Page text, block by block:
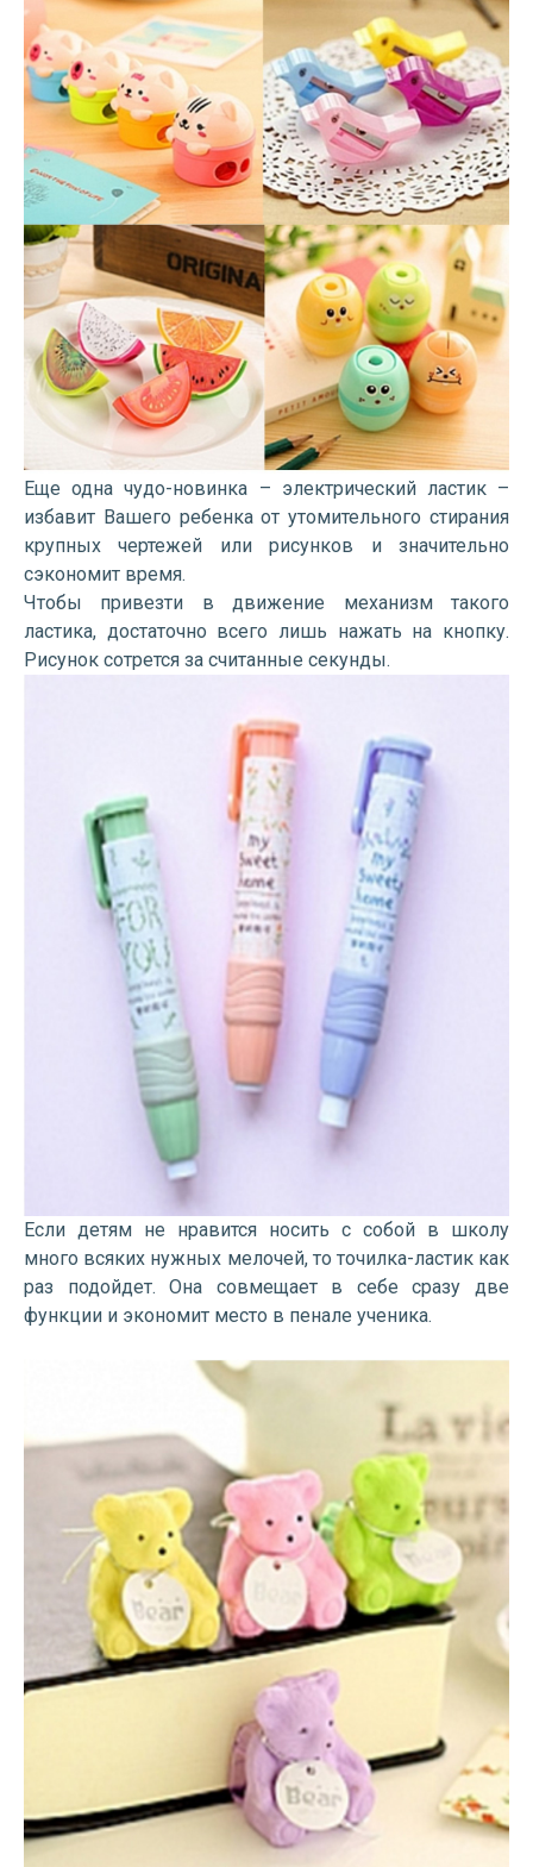
Еще одна чудо-новинка – электрический ластик –
избавит Вашего ребенка от утомительного стирания
крупных чертежей или рисунков и значительно
сэкономит время.
Чтобы привезти в движение механизм такого
ластика, достаточно всего лишь нажать на кнопку.
Рисунок сотрется за считанные секунды.
Если детям не нравится носить с собой в школу
много всяких нужных мелочей, то точилка-ластик как
раз подойдет. Она совмещает в себе сразу две
функции и экономит место в пенале ученика.